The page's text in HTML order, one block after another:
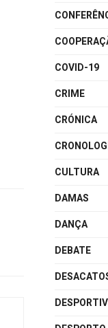
COVID-19
CRIME
CRÓNICA
CULTURA
DAMAS
DANÇA
DEBATE